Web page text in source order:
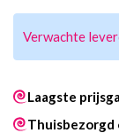
Verwachte
Laagste